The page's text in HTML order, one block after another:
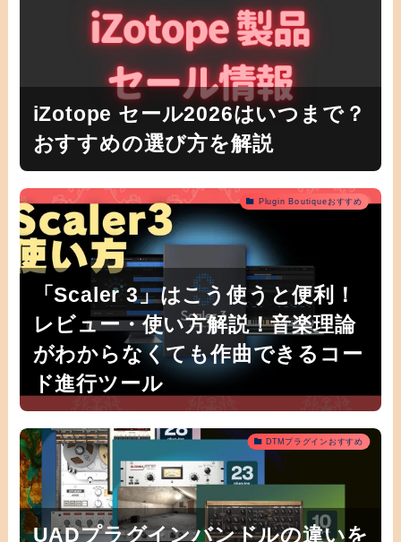
iZotope セール2026はいつまで？
おすすめの選び方を解説
Plugin Boutiqueおすすめ
「Scaler 3」はこう使うと便利！
レビュー・使い方解説！音楽理論
がわからなくても作曲できるコー
ド進行ツール
DTMプラグインおすすめ
UADプラグインバンドルの違いを